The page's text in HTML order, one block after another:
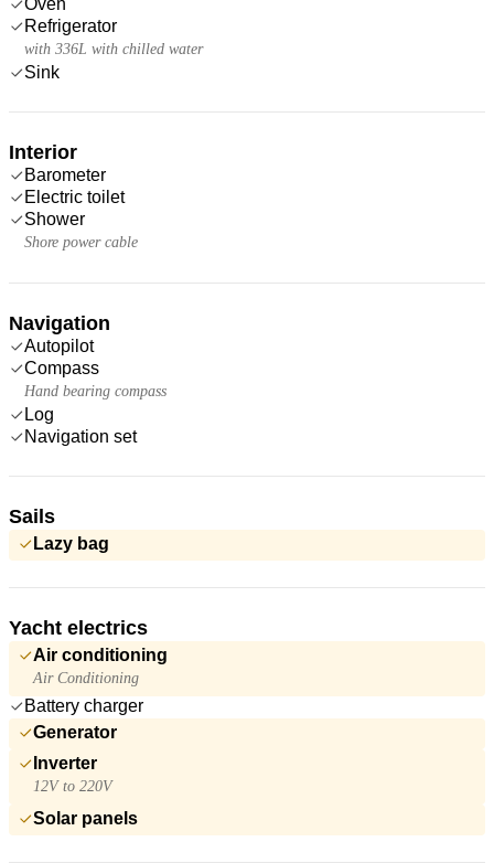
Refrigerator
with 336L with chilled water
Sink
Interior
Barometer
Electric toilet
Shower
Shore power cable
Navigation
Autopilot
Compass
Hand bearing compass
Log
Navigation set
Sails
Lazy bag
Yacht electrics
Air conditioning
Air Conditioning
Battery charger
Generator
Inverter
12V to 220V
Solar panels